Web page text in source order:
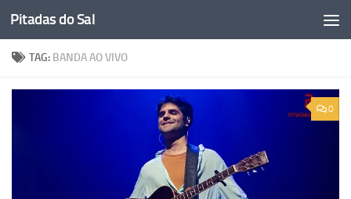
Skip to content
Pitadas do Sal
TAG: BANDA AO VIVO
0